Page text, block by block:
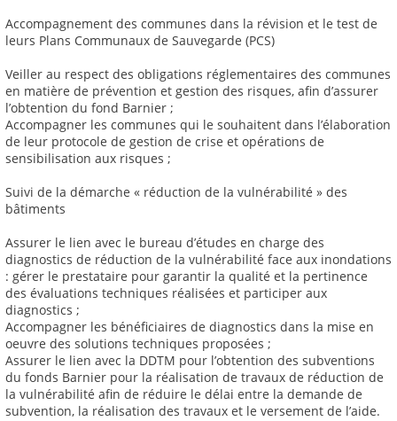
Accompagnement des communes dans la révision et le test de
leurs Plans Communaux de Sauvegarde (PCS)
Veiller au respect des obligations réglementaires des communes
en matière de prévention et gestion des risques, afin d’assurer
l’obtention du fond Barnier ;
Accompagner les communes qui le souhaitent dans l’élaboration
de leur protocole de gestion de crise et opérations de
sensibilisation aux risques ;
Suivi de la démarche « réduction de la vulnérabilité » des
bâtiments
Assurer le lien avec le bureau d’études en charge des
diagnostics de réduction de la vulnérabilité face aux inondations
: gérer le prestataire pour garantir la qualité et la pertinence
des évaluations techniques réalisées et participer aux
diagnostics ;
Accompagner les bénéficiaires de diagnostics dans la mise en
oeuvre des solutions techniques proposées ;
Assurer le lien avec la DDTM pour l’obtention des subventions
du fonds Barnier pour la réalisation de travaux de réduction de
la vulnérabilité afin de réduire le délai entre la demande de
subvention, la réalisation des travaux et le versement de l’aide.